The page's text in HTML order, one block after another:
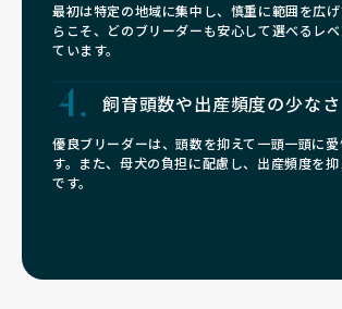
最初は特定の地域に集中し、慎重に範囲を広
らこそ、どのブリーダーも安心して選べるレ
ています。
飼育頭数や出産頻度の少なさ
優良ブリーダーは、頭数を抑えて一頭一頭に
す。また、母犬の負担に配慮し、出産頻度を
です。